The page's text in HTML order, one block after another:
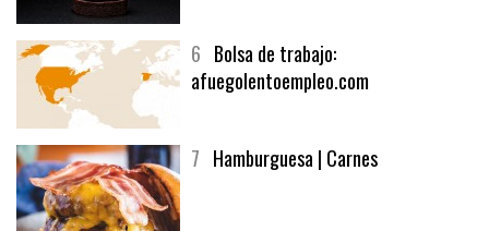
6Bolsa de trabajo: